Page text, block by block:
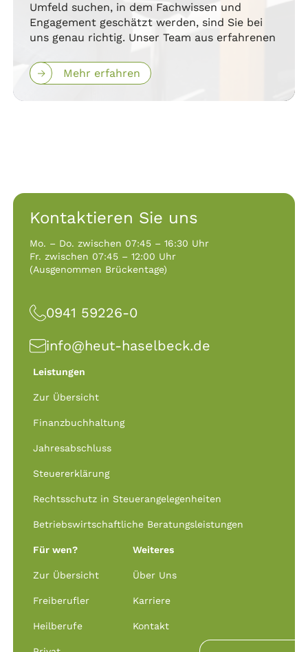
Umfeld suchen, in dem Fachwissen und
Engagement geschätzt werden, sind Sie bei
uns genau richtig. Unser Team aus erfahrenen
Mehr erfahren
Kontaktieren Sie uns
Mo. – Do. zwischen 07:45 – 16:30 Uhr
Fr. zwischen 07:45 – 12:00 Uhr
(Ausgenommen Brückentage)
0941 59226-0
info@heut-haselbeck.de
Leistungen
Zur Übersicht
Finanzbuchhaltung
Jahresabschluss
Steuererklärung
Rechtsschutz in Steuerangelegenheiten
Betriebswirtschaftliche Beratungsleistungen
Für wen?
Zur Übersicht
Freiberufler
Heilberufe
Weiteres
Über Uns
Karriere
Kontakt